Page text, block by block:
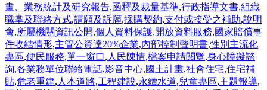
畫、業務統計及研究報告,函釋及裁量基準,行政指導文書,組織
職掌及聯絡方式,請願及訴願,採購契約,支付或接受之補助,說明
會,所屬機關資訊公開,個人資料保護,開放資料服務,國家賠償事
件收結情形,主管公資達20%企業,內部控制聲明書,性別主流化
專區,便民服務,單一窗口, 人民陳情,檔案申請閱覽,身心障礙諮
詢,各業務單位聯絡電話,影音中心,國土計畫,社會住宅,住宅補
貼,危老重建, 人本道路,工程建設,永續水道,兒童專區,主題報導,